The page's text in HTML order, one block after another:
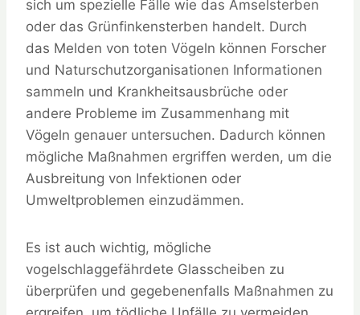
sich um spezielle Fälle wie das Amselsterben
oder das Grünfinkensterben handelt. Durch
das Melden von toten Vögeln können Forscher
und Naturschutzorganisationen Informationen
sammeln und Krankheitsausbrüche oder
andere Probleme im Zusammenhang mit
Vögeln genauer untersuchen. Dadurch können
mögliche Maßnahmen ergriffen werden, um die
Ausbreitung von Infektionen oder
Umweltproblemen einzudämmen.
Es ist auch wichtig, mögliche
vogelschlaggefährdete Glasscheiben zu
überprüfen und gegebenenfalls Maßnahmen zu